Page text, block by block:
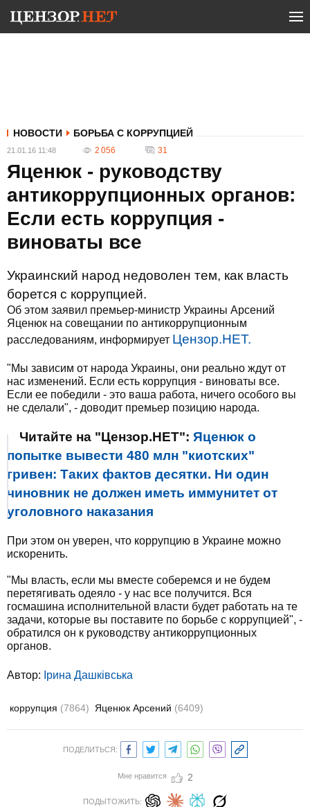
НОВОСТИ БОРЬБА С КОРРУПЦИЕЙ
21.01.16 11:48 2 056 31
Яценюк - руководству
антикоррупционных органов:
Если есть коррупция -
виноваты все
Украинский народ недоволен тем, как власть
борется с коррупцией.
Об этом заявил премьер-министр Украины Арсений
Яценюк на совещании по антикоррупционным
расследованиям, информирует Цензор.НЕТ.
"Мы зависим от народа Украины, они реально ждут от
нас изменений. Если есть коррупция - виноваты все.
Если ее победили - это ваша работа, ничего особого вы
не сделали", - доводит премьер позицию народа.
Читайте на "Цензор.НЕТ": Яценюк о
попытке вывести 480 млн "киотских"
гривен: Таких фактов десятки. Ни один
чиновник не должен иметь иммунитет от
уголовного наказания
При этом он уверен, что коррупцию в Украине можно
искоренить.
"Мы власть, если мы вместе соберемся и не будем
перетягивать одеяло - у нас все получится. Вся
госмашина исполнительной власти будет работать на те
задачи, которые вы поставите по борьбе с коррупцией", -
обратился он к руководству антикоррупционных
органов.
Автор: Ірина Дашківська
коррупция (7864) Яценюк Арсений (6409)
ПОДЕЛИТЬСЯ:
Мне нравится 2
ПОДЫТОЖИТЬ: